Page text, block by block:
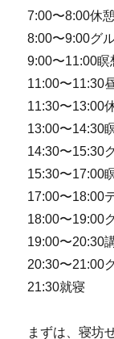
7:00〜8:00休憩
8:00〜9:00グ
9:00〜11:00
11:00〜11:30
11:30〜13:00
13:00〜14:30
14:30〜15:30
15:30〜17:00
17:00〜18:00
18:00〜19:00
19:00〜20:30
20:30〜21:00
21:30就寝
まずは、寝坊